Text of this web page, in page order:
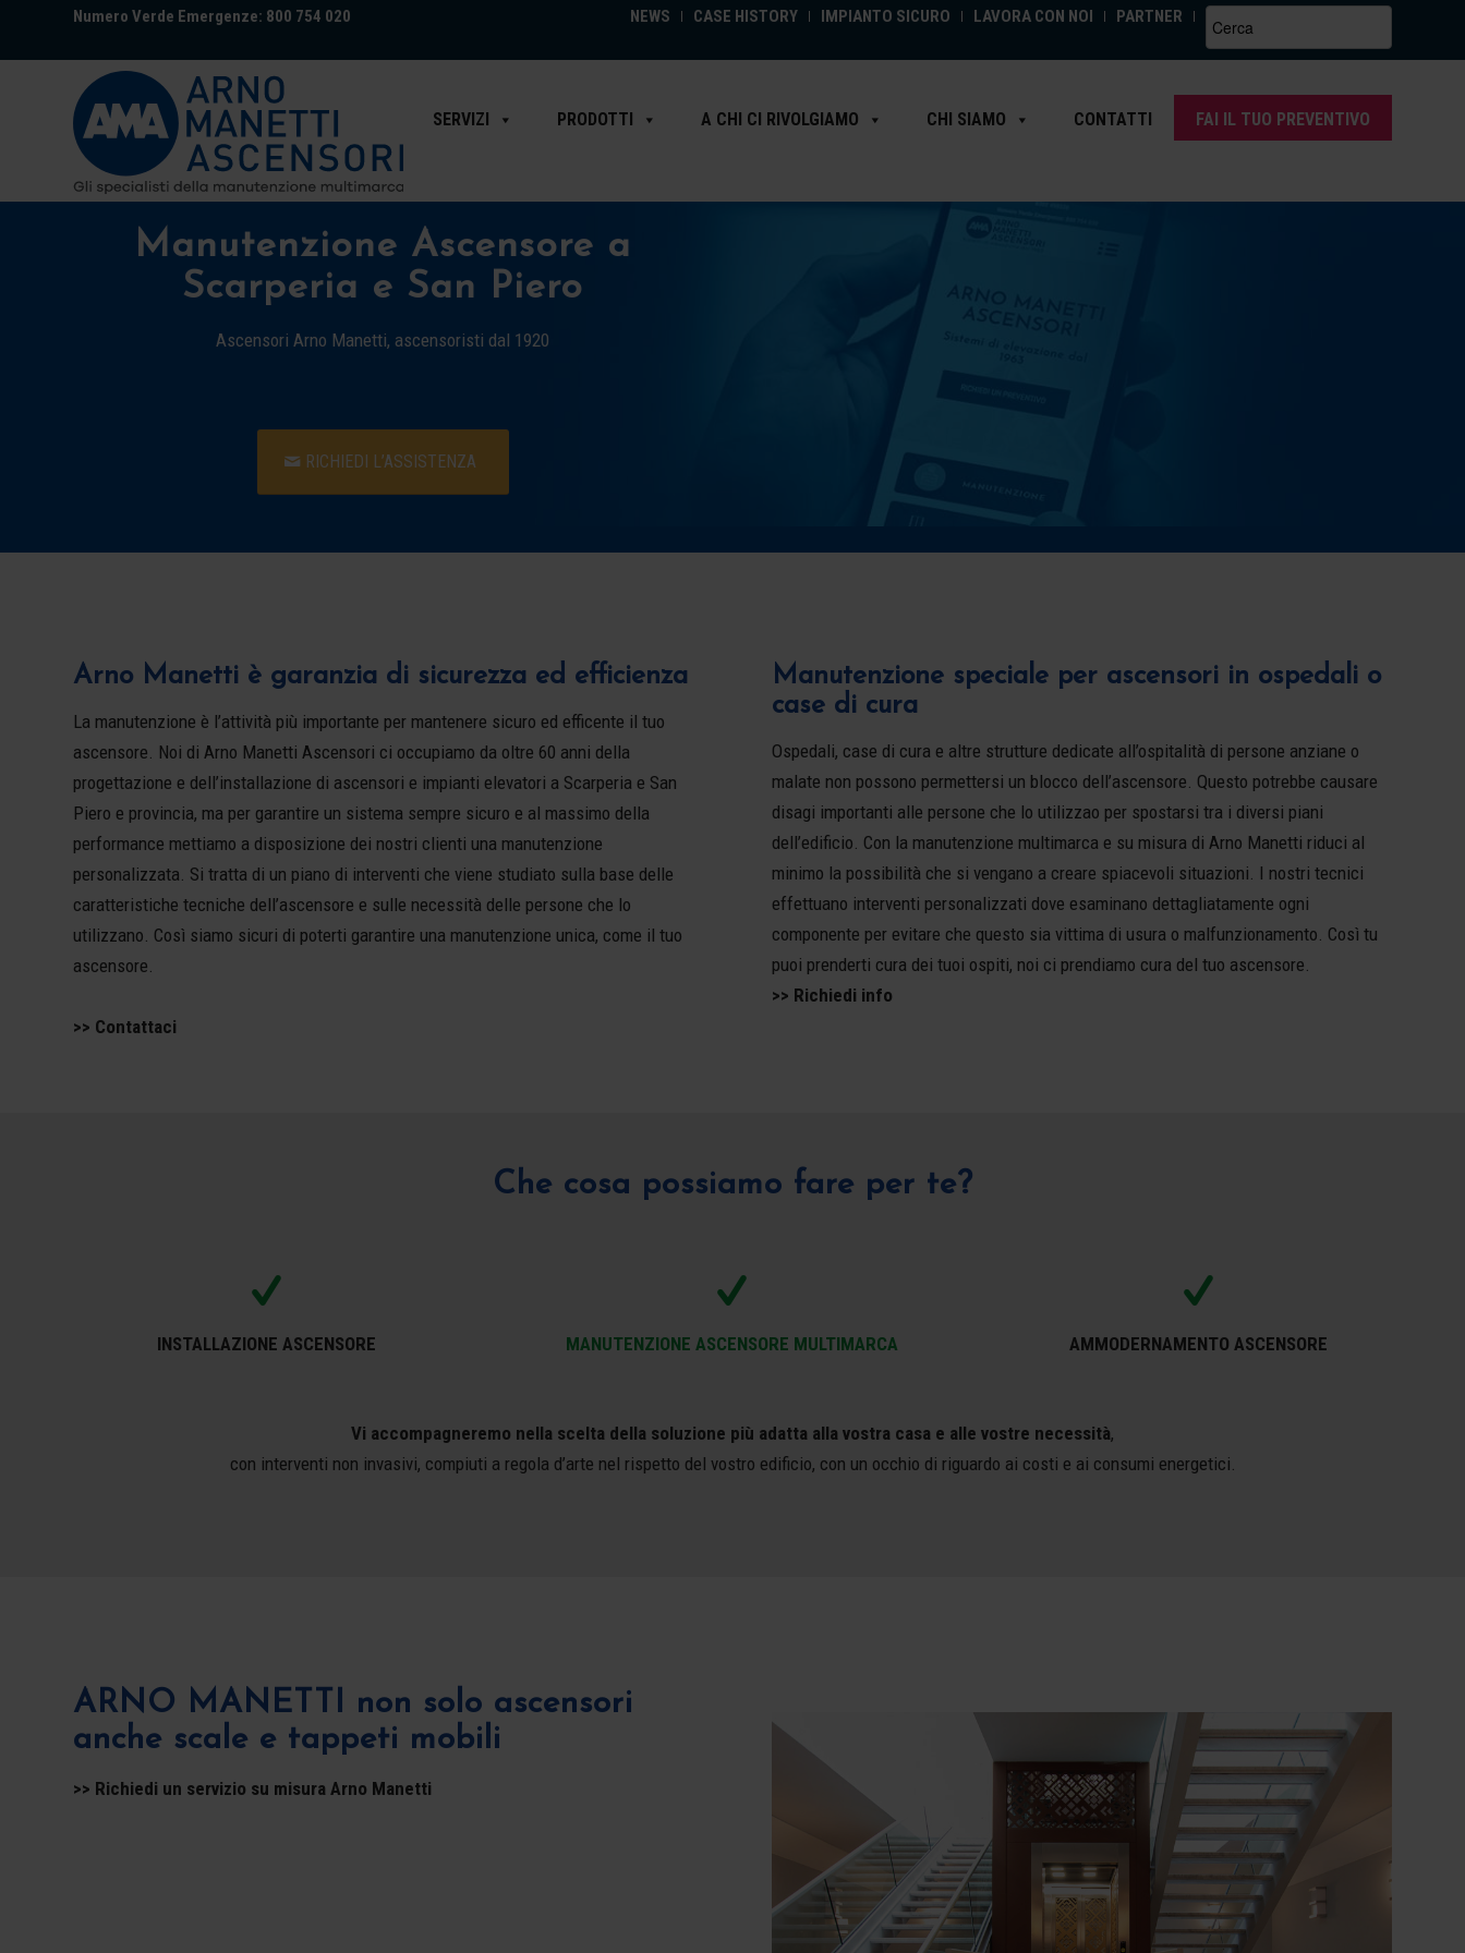
NEWS CASE HISTORY IMPIANTO SICURO LAVORA CON NOI PARTNER
for:
Numero Verde Emergenze: 800 754 020
SERVIZI PRODOTTI A CHI CI RIVOLGIAMO CHI SIAMO CONTATTI FAI IL TUO PREVENTIVO
Manutenzione Ascensore a
Scarperia e San Piero
Ascensori Arno Manetti, ascensoristi dal 1920
RICHIEDI L’ASSISTENZA
Arno Manetti è garanzia di sicurezza ed efficienza
La manutenzione è l’attività più importante per mantenere sicuro ed efficente il tuo
ascensore. Noi di Arno Manetti Ascensori ci occupiamo da oltre 60 anni della
progettazione e dell’installazione di ascensori e impianti elevatori a Scarperia e San
Piero e provincia, ma per garantire un sistema sempre sicuro e al massimo della
performance mettiamo a disposizione dei nostri clienti una manutenzione
personalizzata. Si tratta di un piano di interventi che viene studiato sulla base delle
caratteristiche tecniche dell’ascensore e sulle necessità delle persone che lo
utilizzano. Così siamo sicuri di poterti garantire una manutenzione unica, come il tuo
ascensore.
>> Contattaci
Manutenzione speciale per ascensori in ospedali o
case di cura
Ospedali, case di cura e altre strutture dedicate all’ospitalità di persone anziane o
malate non possono permettersi un blocco dell’ascensore. Questo potrebbe causare
disagi importanti alle persone che lo utilizzao per spostarsi tra i diversi piani
dell’edificio. Con la manutenzione multimarca e su misura di Arno Manetti riduci al
minimo la possibilità che si vengano a creare spiacevoli situazioni. I nostri tecnici
effettuano interventi personalizzati dove esaminano dettagliatamente ogni
componente per evitare che questo sia vittima di usura o malfunzionamento. Così tu
puoi prenderti cura dei tuoi ospiti, noi ci prendiamo cura del tuo ascensore.
>> Richiedi info
Che cosa possiamo fare per te?
INSTALLAZIONE ASCENSORE MANUTENZIONE ASCENSORE MULTIMARCA AMMODERNAMENTO ASCENSORE
Vi accompagneremo nella scelta della soluzione più adatta alla vostra casa e alle vostre necessità,
con interventi non invasivi, compiuti a regola d’arte nel rispetto del vostro edificio, con un occhio di riguardo ai costi e ai consumi energetici.
ARNO MANETTI non solo ascensori
anche scale e tappeti mobili
>> Richiedi un servizio su misura Arno Manetti